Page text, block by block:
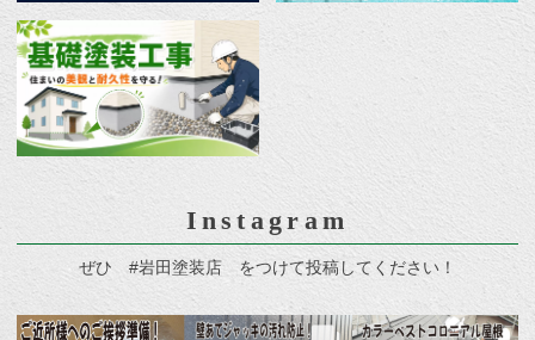
Instagram
ぜひ #岩田塗装店 をつけて投稿してください！